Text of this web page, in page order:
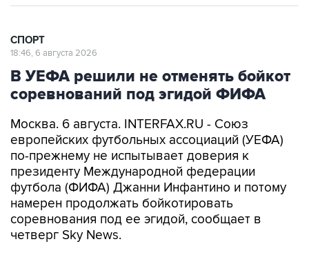
СПОРТ
18:46, 6 августа 2026
В УЕФА решили не отменять бойкот
соревнований под эгидой ФИФА
Москва. 6 августа. INTERFAX.RU - Союз
европейских футбольных ассоциаций (УЕФА)
по-прежнему не испытывает доверия к
президенту Международной федерации
футбола (ФИФА) Джанни Инфантино и потому
намерен продолжать бойкотировать
соревнования под ее эгидой, сообщает в
четверг Sky News.